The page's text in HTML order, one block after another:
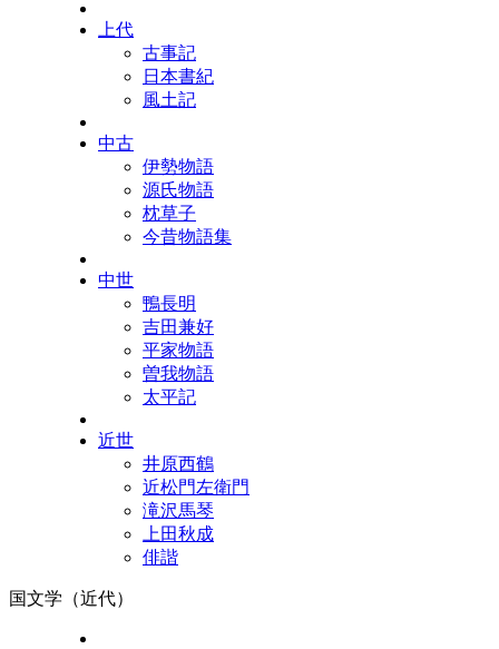
上代
古事記
日本書紀
風土記
中古
伊勢物語
源氏物語
枕草子
今昔物語集
中世
鴨長明
吉田兼好
平家物語
曽我物語
太平記
近世
井原西鶴
近松門左衛門
滝沢馬琴
上田秋成
俳諧
国文学（近代）